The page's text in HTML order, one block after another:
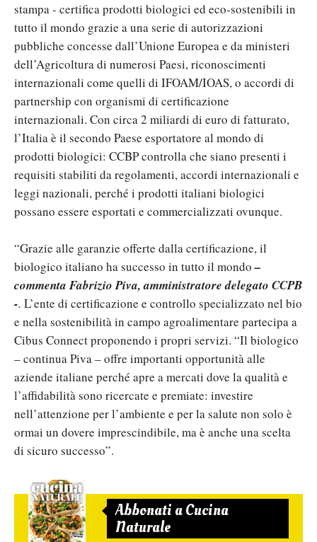
stampa - certifica prodotti biologici ed eco-sostenibili in
tutto il mondo grazie a una serie di autorizzazioni
pubbliche concesse dall’Unione Europea e da ministeri
dell’Agricoltura di numerosi Paesi, riconoscimenti
internazionali come quelli di IFOAM/IOAS, o accordi di
partnership con organismi di certificazione
internazionali. Con circa 2 miliardi di euro di fatturato,
l’Italia è il secondo Paese esportatore al mondo di
prodotti biologici: CCBP controlla che siano presenti i
requisiti stabiliti da regolamenti, accordi internazionali e
leggi nazionali, perché i prodotti italiani biologici
possano essere esportati e commercializzati ovunque.
“Grazie alle garanzie offerte dalla certificazione, il
biologico italiano ha successo in tutto il mondo–
commenta Fabrizio Piva, amministratore delegato CCPB
-. L’ente di certificazione e controllo specializzato nel bio
e nella sostenibilità in campo agroalimentare partecipa a
Cibus Connect proponendo i propri servizi. “Il biologico
– continua Piva – offre importanti opportunità alle
aziende italiane perché apre a mercati dove la qualità e
l’affidabilità sono ricercate e premiate: investire
nell’attenzione per l’ambiente e per la salute non solo è
ormai un dovere imprescindibile, ma è anche una scelta
di sicuro successo”.
Abbonati a Cucina
Naturale